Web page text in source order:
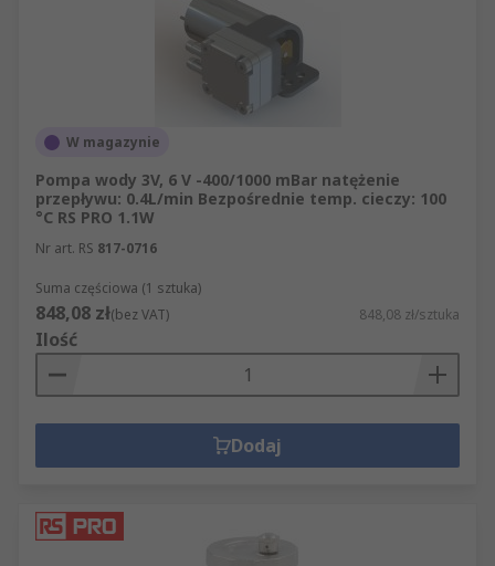
W magazynie
Pompa wody 3V, 6 V -400/1000 mBar natężenie
przepływu: 0.4L/min Bezpośrednie temp. cieczy: 100
°C RS PRO 1.1W
Nr art. RS 817-0716
Suma częściowa (1 sztuka)
848,08 zł(bez VAT) 848,08 zł/sztuka
Ilość
Dodaj